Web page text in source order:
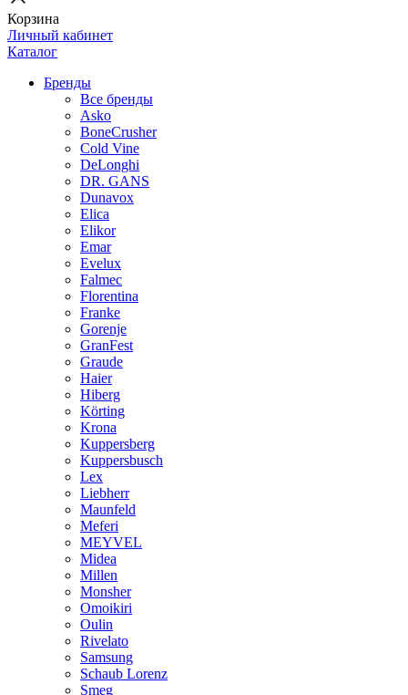
Корзина
Личный кабинет
Каталог
Бренды
Все бренды
Asko
BoneCrusher
Cold Vine
DeLonghi
DR. GANS
Dunavox
Elica
Elikor
Emar
Evelux
Falmec
Florentina
Franke
Gorenje
GranFest
Graude
Haier
Hiberg
Körting
Krona
Kuppersberg
Kuppersbusch
Lex
Liebherr
Maunfeld
Meferi
MEYVEL
Midea
Millen
Monsher
Omoikiri
Oulin
Rivelato
Samsung
Schaub Lorenz
Smeg